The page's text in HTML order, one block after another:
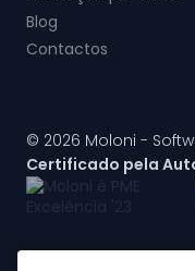
Blog
Contactos
© 2026 Moloni -
Certificado pela